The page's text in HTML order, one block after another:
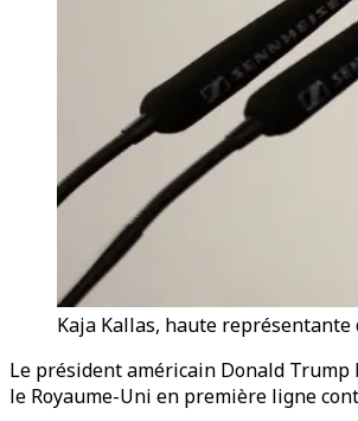
Kaja Kallas, haute
Le président américain Donald Trump
le Royaume-Uni en première ligne